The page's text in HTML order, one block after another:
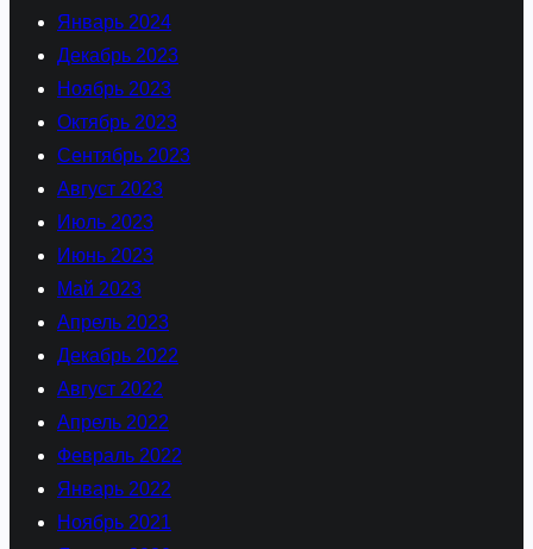
Январь 2024
Декабрь 2023
Ноябрь 2023
Октябрь 2023
Сентябрь 2023
Август 2023
Июль 2023
Июнь 2023
Май 2023
Апрель 2023
Декабрь 2022
Август 2022
Апрель 2022
Февраль 2022
Январь 2022
Ноябрь 2021